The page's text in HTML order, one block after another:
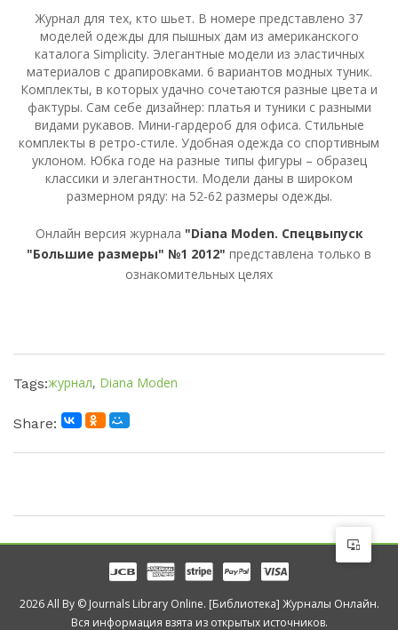
Журнал для тех, кто шьет. В номере представлено 37
моделей одежды для пышных дам из американского
каталога Simplicity. Элегантные модели из эластичных
материалов с драпировками. 6 вариантов модных туник.
Комплекты, в которых удачно сочетаются разные цвета и
фактуры. Сам себе дизайнер: платья и туники с разными
видами рукавов. Мини-гардероб для офиса. Стильные
комплекты в ретро-стиле. Удобная одежда со спортивным
уклоном. Юбка годе на разные типы фигуры – образец
классики и элегантности. Модели даны в широком
размерном ряду: на 52-62 размеры одежды.
Онлайн версия журнала "Diana Moden. Спецвыпуск
"Большие размеры" №1 2012" представлена только в
ознакомительных целях
Tags:журнал, Diana Moden
Share:
2026 All By © Journals Library Online. [Библиотека] Журналы Онлайн.
Вся информация взята из открытых источников.